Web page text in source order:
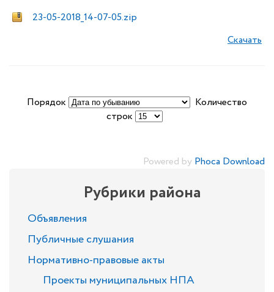
23-05-2018_14-07-05.zip
Скачать
Порядок
Количество
строк
Powered by Phoca Download
Рубрики района
Объявления
Публичные слушания
Нормативно-правовые акты
Проекты муниципальных НПА